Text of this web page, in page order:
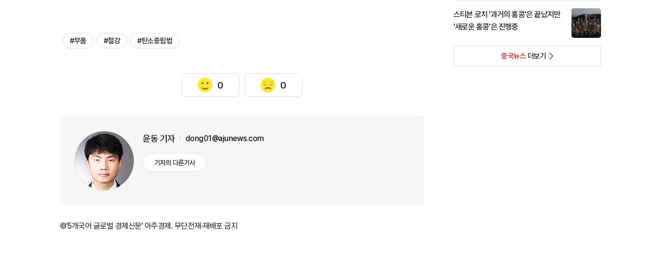
#부품 #철강 #탄소중립법
0 0
윤동 기자 dong01@ajunews.com
기자의 다른기사
©'5개국어 글로벌 경제신문' 아주경제. 무단전재·재배포 금지
스티븐 로치 '과거의 홍콩'은 끝났지만
'새로운 홍콩'은 진행중
중국뉴스더보기